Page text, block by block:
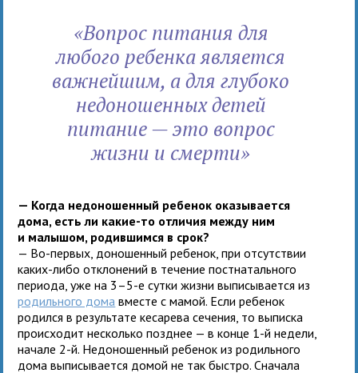
«Вопрос питания для
любого ребенка является
важнейшим, а для глубоко
недоношенных детей
питание — это вопрос
жизни и смерти»
— Когда недоношенный ребенок оказывается
дома, есть ли какие-то отличия между ним
и малышом, родившимся в срок?
— Во-первых, доношенный ребенок, при отсутствии
каких-либо отклонений в течение постнатального
периода, уже на 3–5-е сутки жизни выписывается из
родильного дома вместе с мамой. Если ребенок
родился в результате кесарева сечения, то выписка
происходит несколько позднее — в конце 1-й недели,
начале 2-й. Недоношенный ребенок из родильного
дома выписывается домой не так быстро. Сначала